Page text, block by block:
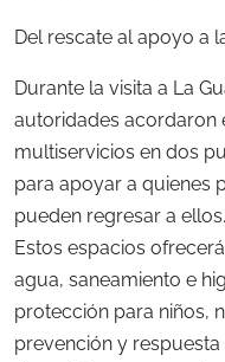
Del rescate al apoyo a
Durante la visita a La
autoridades acordaron
multiservicios en dos
para apoyar a quienes
pueden regresar a ellos.
Estos espacios
agua, saneamiento e
protección para niños,
prevención y